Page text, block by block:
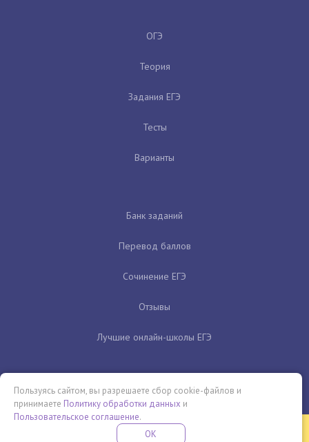
ОГЭ
Теория
Задания ЕГЭ
Тесты
Варианты
Банк заданий
Перевод баллов
Сочинение ЕГЭ
Отзывы
Лучшие онлайн-школы ЕГЭ
Бесплатная летняя школа
Пользуясь сайтом, вы разрешаете сбор cookie-файлов и
принимаете Политику обработки данных и
Пользовательское соглашение.
OK